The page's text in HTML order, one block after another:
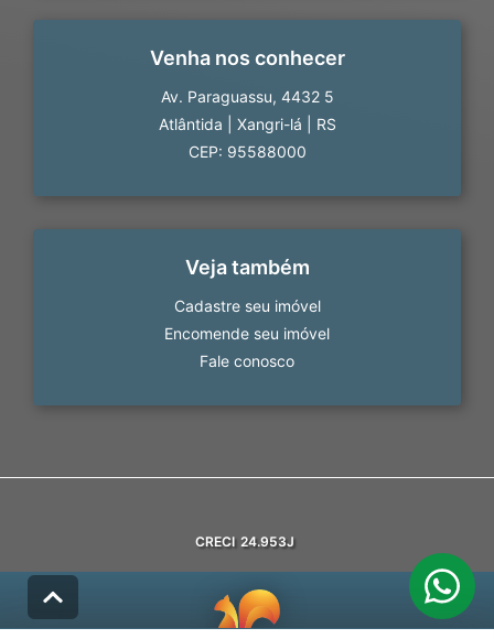
Venha nos conhecer
Av. Paraguassu, 4432 5
Atlântida
Xangri-lá
RS
CEP: 95588000
Veja também
Cadastre seu imóvel
Encomende seu imóvel
Fale conosco
CRECI 24.953J